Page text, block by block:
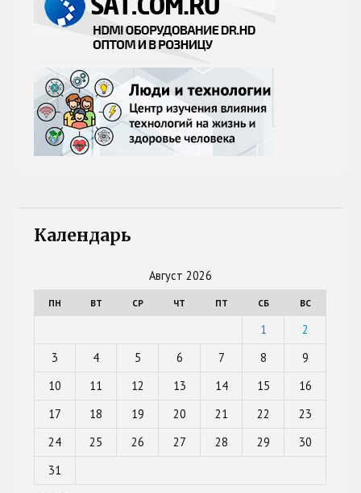
Календарь
Август 2026
ПН ВТ СР ЧТ ПТ СБ ВС
1
2
3
4 5 6 7 8
9
10
11 12 13 14 15
16
17
18 19 20 21 22
23
24
25 26 27 28 29
30
31